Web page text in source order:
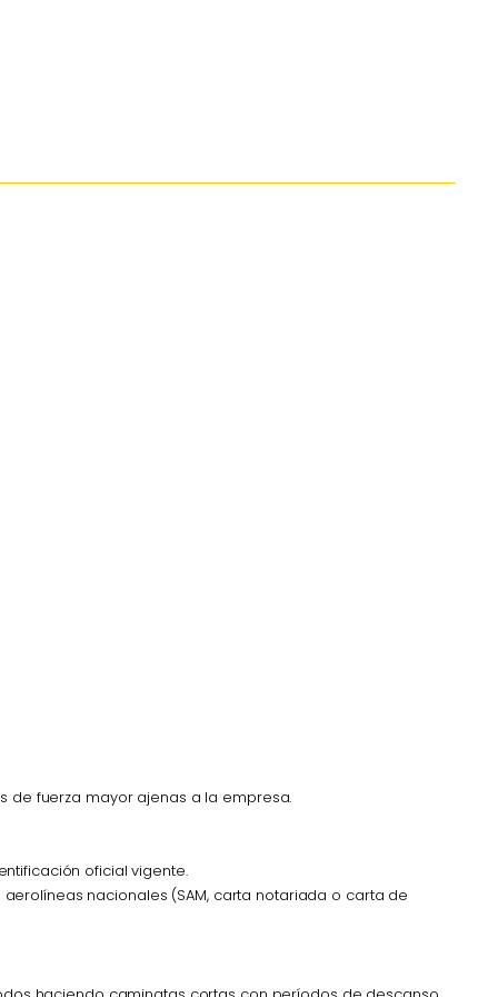
de fuerza mayor ajenas a la empresa.
oficial vigente.
nacionales (SAM, carta notariada o carta de